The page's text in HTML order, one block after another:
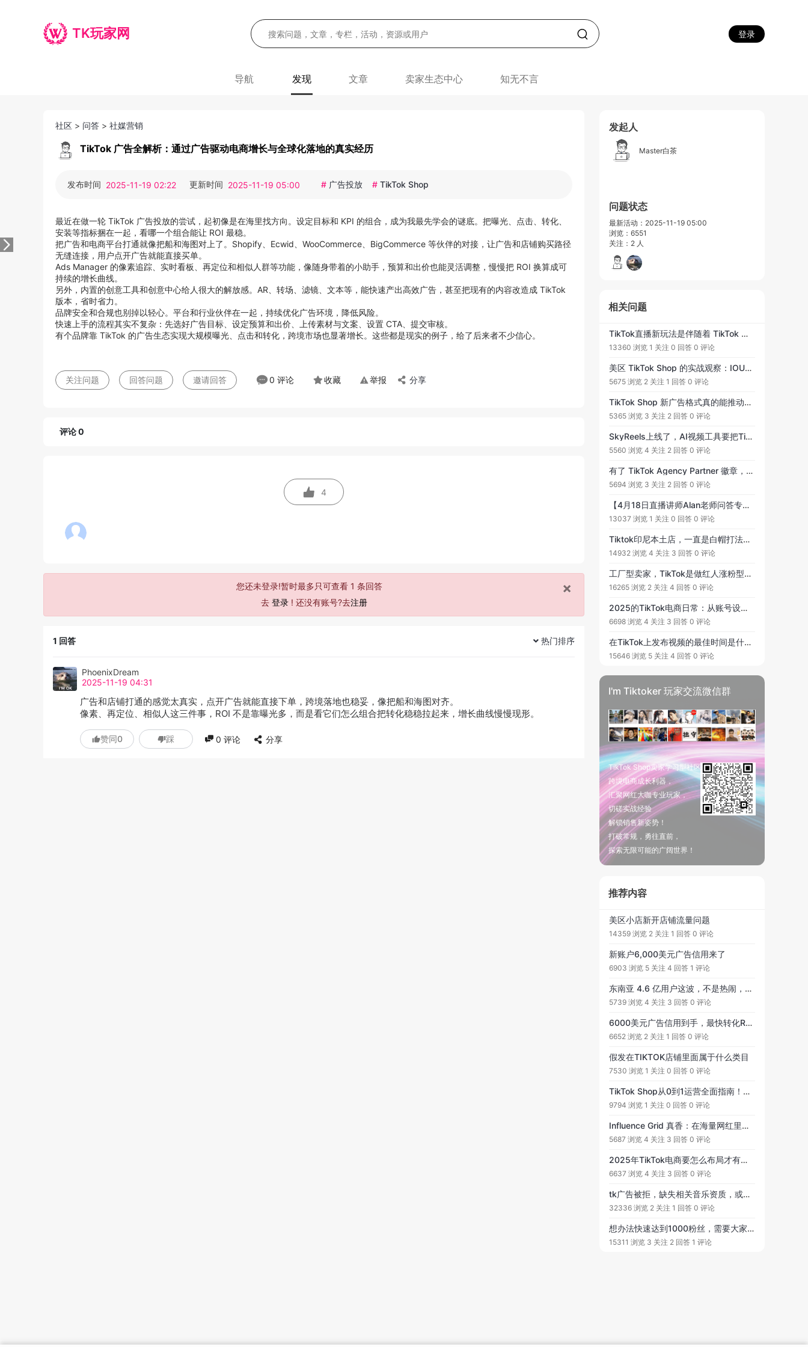
TK玩家网 登录
导航 发现 文章 卖家生态中心 知无不言
社区 > 问答 > 社媒营销
TikTok 广告全解析：通过广告驱动电商增长与全球化落地的真实经历
发布时间 2025-11-19 02:22 更新时间 2025-11-19 05:00 # 广告投放 # TikTok Shop
最近在做一轮 TikTok 广告投放的尝试，起初像是在海里找方向。设定目标和 KPI 的组合，成为我最先学会的谜底。把曝光、点击、转化、
安装等指标捆在一起，看哪一个组合能让 ROI 最稳。
把广告和电商平台打通就像把船和海图对上了。Shopify、Ecwid、WooCommerce、BigCommerce 等伙伴的对接，让广告和店铺购买路径
无缝连接，用户点开广告就能直接买单。
Ads Manager 的像素追踪、实时看板、再定位和相似人群等功能，像随身带着的小助手，预算和出价也能灵活调整，慢慢把 ROI 换算成可
持续的增长曲线。
另外，内置的创意工具和创意中心给人很大的解放感。AR、转场、滤镜、文本等，能快速产出高效广告，甚至把现有的内容改造成 TikTok
版本，省时省力。
品牌安全和合规也别掉以轻心。平台和行业伙伴在一起，持续优化广告环境，降低风险。
快速上手的流程其实不复杂：先选好广告目标、设定预算和出价、上传素材与文案、设置 CTA、提交审核。
有个品牌靠 TikTok 的广告生态实现大规模曝光、点击和转化，跨境市场也显著增长。这些都是现实的例子，给了后来者不少信心。
关注问题 回答问题 邀请回答 0 评论 收藏 举报 分享
评论 0
4
×
您还未登录!暂时最多只可查看 1 条回答
去 登录 ! 还没有账号?去注册
1 回答 热门排序
PhoenixDream
2025-11-19 04:31
广告和店铺打通的感觉太真实，点开广告就能直接下单，跨境落地也稳妥，像把船和海图对齐。
像素、再定位、相似人这三件事，ROI 不是靠曝光多，而是看它们怎么组合把转化稳稳拉起来，增长曲线慢慢现形。
赞同0 踩 0 评论 分享
发起人
Master白茶
问题状态
最新活动：2025-11-19 05:00
浏览：6551
关注：2 人
相关问题
TikTok直播新玩法是伴随着 TikTok 的一个全托管的模式应运而生的，这个模式对一些有货源、不会运营不会做直播的朋友来说是一个新的机遇。
13360 浏览 1 关注 0 回答 0 评论
美区 TikTok Shop 的实战观察：IOUO US 的销售、GMV 与促销要点
5675 浏览 2 关注 1 回答 0 评论
TikTok Shop 新广告格式真的能推动跨境带货效果吗？
5365 浏览 3 关注 2 回答 0 评论
SkyReels上线了，AI视频工具要把TikTok内容变成生产力
5560 浏览 4 关注 2 回答 0 评论
有了 TikTok Agency Partner 徽章，电商转化像打了加速器
5694 浏览 3 关注 2 回答 0 评论
【4月18日直播讲师Alan老师问答专贴】提问范围：如何打造TikTok爆款短视频 #有关的各类问题，欢迎大家踊跃提问, 老师会在直播中为大家解答!
13037 浏览 1 关注 0 回答 0 评论
Tiktok印尼本土店，一直是白帽打法，现在发展成店群模式，频繁被封店？Tiktok对店铺关联查的很严，这会不会是对店群玩家一个警告？现在店群还能做吗?
14932 浏览 4 关注 3 回答 0 评论
工厂型卖家，TikTok是做红人涨粉型账号还是做直播带货型？
16265 浏览 2 关注 4 回答 0 评论
2025的TikTok电商日常：从账号设定到直播带货的实操点滴
6698 浏览 4 关注 3 回答 0 评论
在TikTok上发布视频的最佳时间是什么时候？
15646 浏览 5 关注 4 回答 0 评论
I'm Tiktoker 玩家交流微信群
TikTok Shop卖家学习型社区
跨境电商成长利器，
汇聚网红大咖专业玩家，
切磋实战经验
解锁销售新姿势！
打破常规，勇往直前，
探索无限可能的广阔世界！
推荐内容
美区小店新开店铺流量问题
14359 浏览 2 关注 1 回答 0 评论
新账户6,000美元广告信用来了
6903 浏览 5 关注 4 回答 1 评论
东南亚 4.6 亿用户这波，不是热闹，是 TikTok 电商真的开始上强度了
5739 浏览 4 关注 3 回答 0 评论
6000美元广告信用到手，最快转化ROI的实战笔记
6652 浏览 2 关注 1 回答 0 评论
假发在TIKTOK店铺里面属于什么类目
7530 浏览 1 关注 0 回答 0 评论
TikTok Shop从0到1运营全面指南！从前期规划、产品选择、到定价等全流程分享！
9794 浏览 1 关注 0 回答 0 评论
Influence Grid 真香：在海量网红里快速锁定合适合作对象
5687 浏览 4 关注 3 回答 0 评论
2025年TikTok电商要怎么布局才有效？
6637 浏览 4 关注 3 回答 0 评论
tk广告被拒，缺失相关音乐资质，或投放国家、地区和时间不在音乐资质授权范围内，导致广告无法投放。怎么处理？
32336 浏览 2 关注 1 回答 0 评论
想办法快速达到1000粉丝，需要大家给些推广投流的建议！
15311 浏览 3 关注 2 回答 1 评论